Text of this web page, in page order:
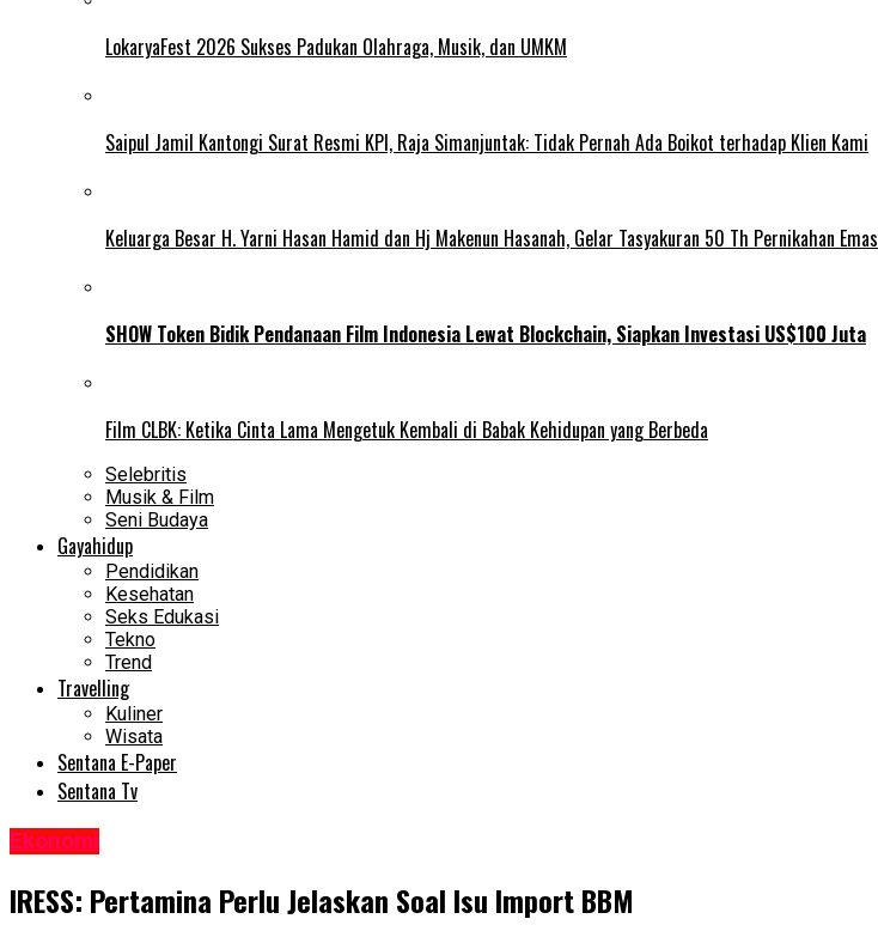
LokaryaFest 2026 Sukses Padukan Olahraga, Musik, dan UMKM
Saipul Jamil Kantongi Surat Resmi KPI, Raja Simanjuntak: Tidak Pernah Ada Boikot terhadap Klien Kami
Keluarga Besar H. Yarni Hasan Hamid dan Hj Makenun Hasanah, Gelar Tasyakuran 50 Th Pernikahan Emas
SHOW Token Bidik Pendanaan Film Indonesia Lewat Blockchain, Siapkan Investasi US$100 Juta
Film CLBK: Ketika Cinta Lama Mengetuk Kembali di Babak Kehidupan yang Berbeda
Selebritis
Musik & Film
Seni Budaya
Gayahidup
Pendidikan
Kesehatan
Seks Edukasi
Tekno
Trend
Travelling
Kuliner
Wisata
Sentana E-Paper
Sentana Tv
Ekonomi
IRESS: Pertamina Perlu Jelaskan Soal Isu Import BBM